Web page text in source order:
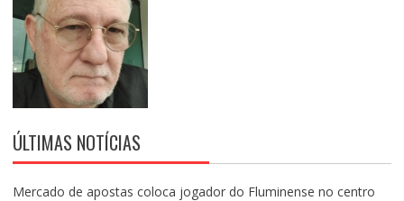
ÚLTIMAS NOTÍCIAS
Mercado de apostas coloca jogador do Fluminense no centro